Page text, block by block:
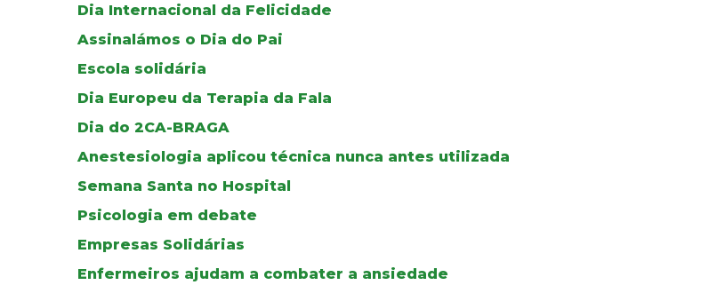
Dia Internacional da Felicidade
Assinalámos o Dia do Pai
Escola solidária
Dia Europeu da Terapia da Fala
Dia do 2CA-BRAGA
Anestesiologia aplicou técnica nunca antes utilizada
Semana Santa no Hospital
Psicologia em debate
Empresas Solidárias
Enfermeiros ajudam a combater a ansiedade